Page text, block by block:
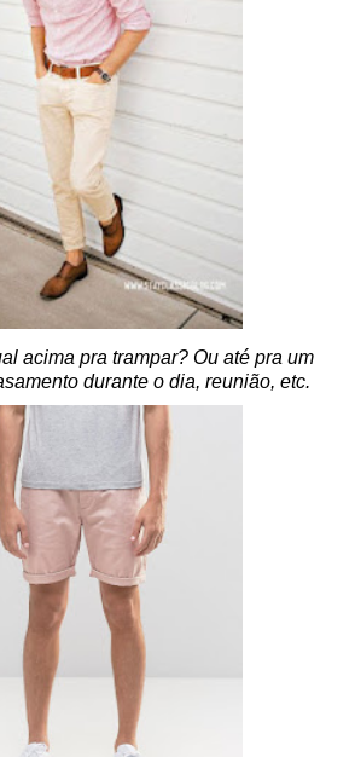
acima pra trampar? Ou até pra um
durante o dia, reunião, etc.